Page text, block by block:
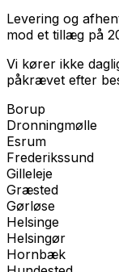
Levering og
mod et tillæg på
Vi kører ikke
påkrævet efter
Borup
Dronningmølle
Esrum
Frederikssund
Gilleleje
Græsted
Gørløse
Helsinge
Helsingør
Hornbæk